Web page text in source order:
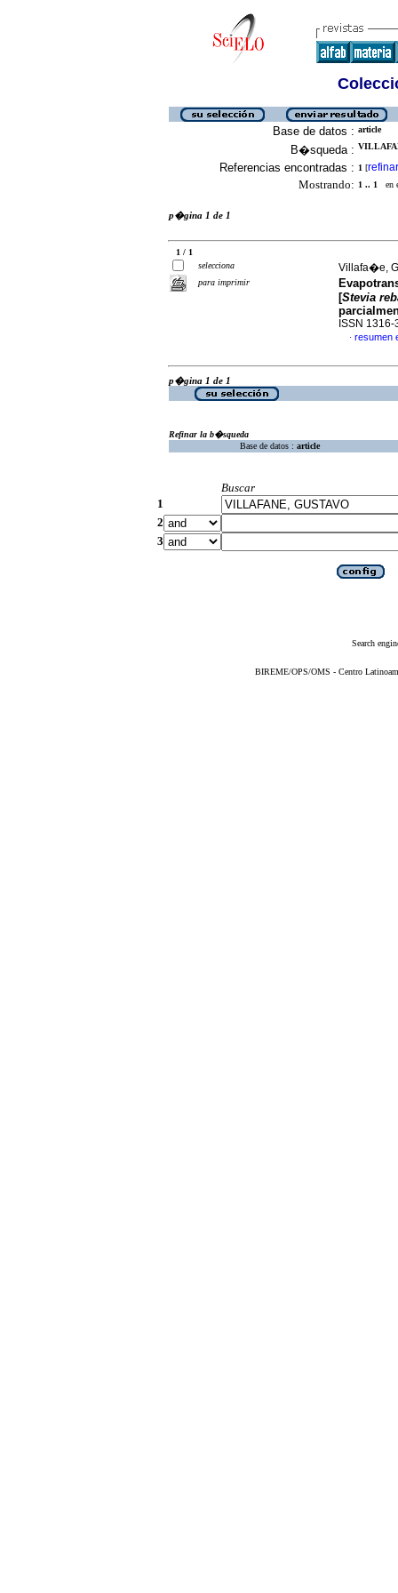
Base de datos : article
B�squeda :
Referencias encontradas : 1 [refinar
Mostrando: 1 .. 1 en
p�gina 1 de 1
1 / 1
selecciona
para imprimir
Villafa�e,
[Stevia
ISSN 1316-
· resumen
p�gina 1 de 1
Refinar la b�squeda
Base de datos : article
Buscar
1
2
3
Search
BIREME/OPS/OMS - Centro